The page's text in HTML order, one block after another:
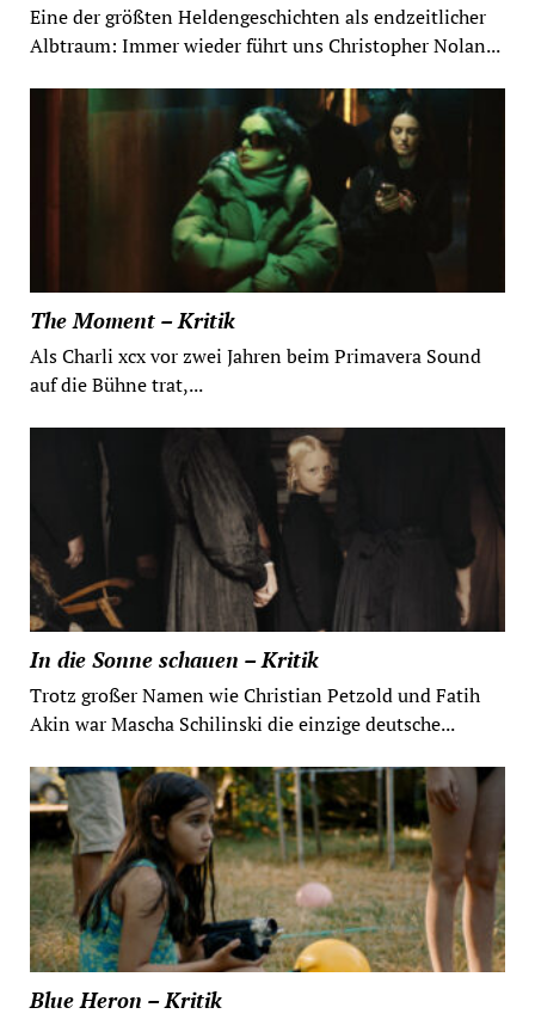
Eine der größten Heldengeschichten als endzeitlicher
Albtraum: Immer wieder führt uns Christopher Nolan...
The Moment – Kritik
Als Charli xcx vor zwei Jahren beim Primavera Sound
auf die Bühne trat,...
In die Sonne schauen – Kritik
Trotz großer Namen wie Christian Petzold und Fatih
Akin war Mascha Schilinski die einzige deutsche...
Blue Heron – Kritik